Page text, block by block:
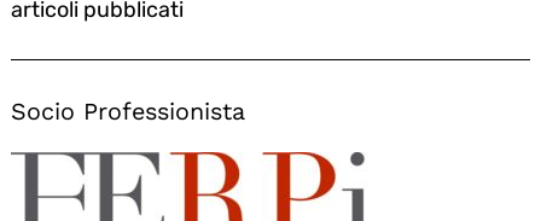
articoli pubblicati
Socio Professionista